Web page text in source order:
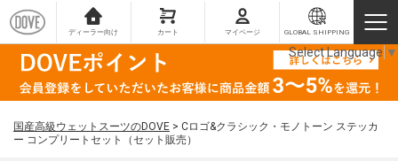
ディーラー向け カート マイページ GLOBAL SHIPPING
国産高級ウェットスーツのDOVE > Cロゴ&クラシック・モノトーン ステッカ
ー コンプリートセット（セット販売）
Select Language ▼